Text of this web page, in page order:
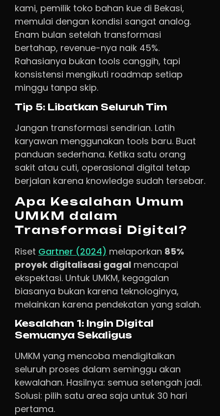
kami, pemilik toko bahan kue di Bekasi,
memulai dengan kondisi sangat analog.
Enam bulan setelah transformasi
bertahap, revenue-nya naik 45%.
Rahasianya bukan tools canggih, tapi
konsistensi mengikuti roadmap setiap
minggu tanpa skip.
Tip 5: Libatkan Seluruh Tim
Jangan transformasi sendirian. Latih
karyawan menggunakan tools baru. Buat
panduan sederhana. Ketika satu orang
sakit atau cuti, operasional digital tetap
berjalan karena knowledge sudah tersebar.
Apa Kesalahan Umum
UMKM dalam
Transformasi Digital?
Riset Gartner (2024) melaporkan 85%
proyek digitalisasi gagal mencapai
ekspektasi. Untuk UMKM, kegagalan
biasanya bukan karena teknologinya,
melainkan karena pendekatan yang salah.
Kesalahan 1: Ingin Digital
Semuanya Sekaligus
UMKM yang mencoba mendigitalkan
seluruh proses dalam seminggu akan
kewalahan. Hasilnya: semua setengah jadi.
Solusi: pilih satu area saja untuk 30 hari
pertama.